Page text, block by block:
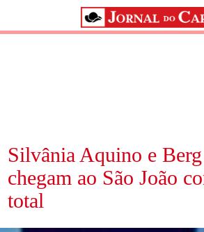
Silvânia Aquino e
chegam ao São João
total